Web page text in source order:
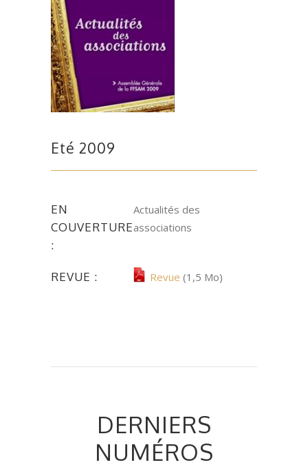
Eté 2009
EN
COUVERTURE
:
Actualités des
associations
REVUE : Revue (1,5 Mo)
DERNIERS
NUMÉROS